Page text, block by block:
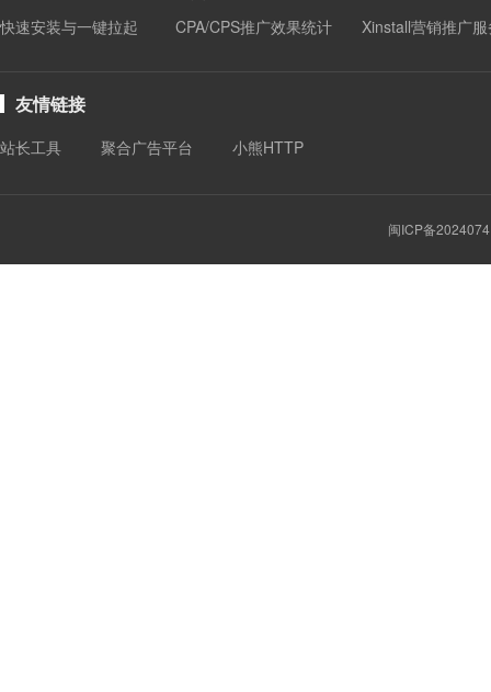
快速安装与一键拉起
CPA/CPS推广效果统计
Xinstall营销推广
友情链接
站长工具 聚合广告平台 小熊HTTP
闽ICP备